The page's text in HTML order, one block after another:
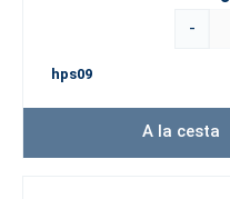
-
hps09
A la cesta